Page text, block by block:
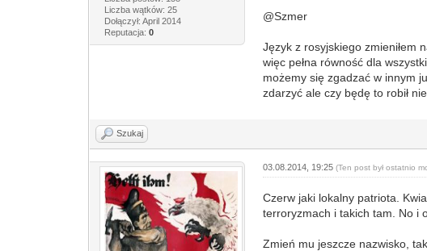
Liczba wątków: 25
Dołączył: April 2014
Reputacja: 0
@Szmer
Język z rosyjskiego zmieniłem
więc pełna równość dla
możemy się zgadzać w innym
zdarzyć ale czy będę to robił
Szukaj
03.08.2014, 19:25(Ten post był ostatnio
Czerw jaki lokalny patriota.
terroryzmach i takich tam. No i
Zmień mu jeszcze nazwisko,